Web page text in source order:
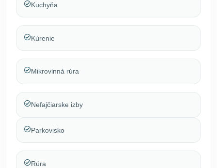
Kuchyňa
Kúrenie
Mikrovlnná rúra
Nefajčiarske izby
Parkovisko
Rúra